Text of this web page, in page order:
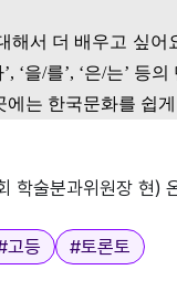
해서 더 배우고 싶어
’, ‘을/를’, ‘은/는’ 등의
에는 한국문화를 쉽
학술분과위원장
고등 #토론토